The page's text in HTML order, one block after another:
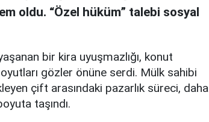
oldu. “Özel hüküm” talebi sosyal
bir kira uyuşmazlığı, konut
gözler önüne serdi. Mülk sahibi
çift arasındaki pazarlık süreci, daha
taşındı.